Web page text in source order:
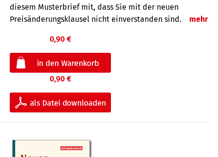
diesem Musterbrief mit, dass Sie mit der neuen
Preisänderungsklausel nicht einverstanden sind.
mehr
0,90 €
0,90 €